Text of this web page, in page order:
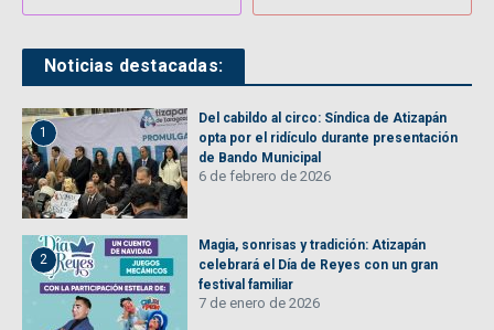
Noticias destacadas:
1
Del cabildo al circo: Síndica de Atizapán
opta por el ridículo durante presentación
de Bando Municipal
6 de febrero de 2026
2
Magia, sonrisas y tradición: Atizapán
celebrará el Día de Reyes con un gran
festival familiar
7 de enero de 2026